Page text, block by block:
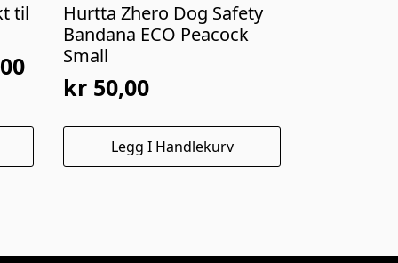
til
Hurtta Zhero Dog Safety
Bandana ECO Peacock
Small
kr 50,00
Legg I Handlekurv